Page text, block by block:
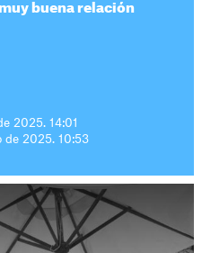
buena relación
2025. 14:01
de 2025. 10:53